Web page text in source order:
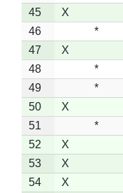
45
X
46
*
47
X
48
*
49
*
50
X
51
*
52
X
53
X
54
X